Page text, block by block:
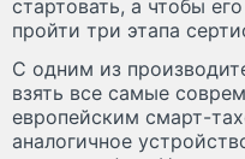
стартовать, а чтобы
пройти три этапа
С одним из
взять все самые
европейским смарт-
аналогичное